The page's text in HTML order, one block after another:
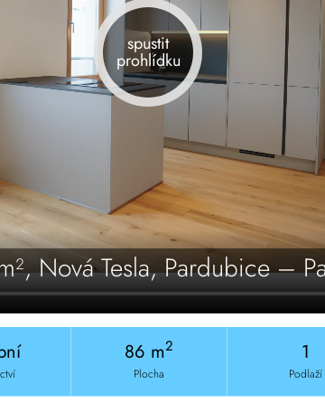
spustit
prohlídku
Nová Tesla, Pardubice –
86 m2
Plocha
1
Podlaží